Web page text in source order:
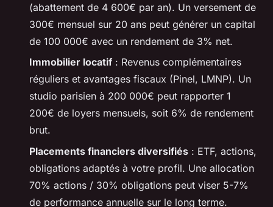
(abattement de 4 600€ par an). Un versement de
300€ mensuel sur 20 ans peut générer un capital
de 100 000€ avec un rendement de 3% net.
Immobilier locatif : Revenus complémentaires
réguliers et avantages fiscaux (Pinel, LMNP). Un
studio parisien à 200 000€ peut rapporter 1
200€ de loyers mensuels, soit 6% de rendement
brut.
Placements financiers diversifiés : ETF, actions,
obligations adaptés à votre profil. Une allocation
70% actions / 30% obligations peut viser 5-7%
de performance annuelle sur le long terme.